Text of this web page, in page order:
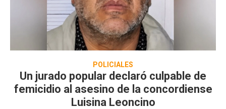
POLICIALES
Un jurado popular declaró culpable de
femicidio al asesino de la concordiense
Luisina Leoncino